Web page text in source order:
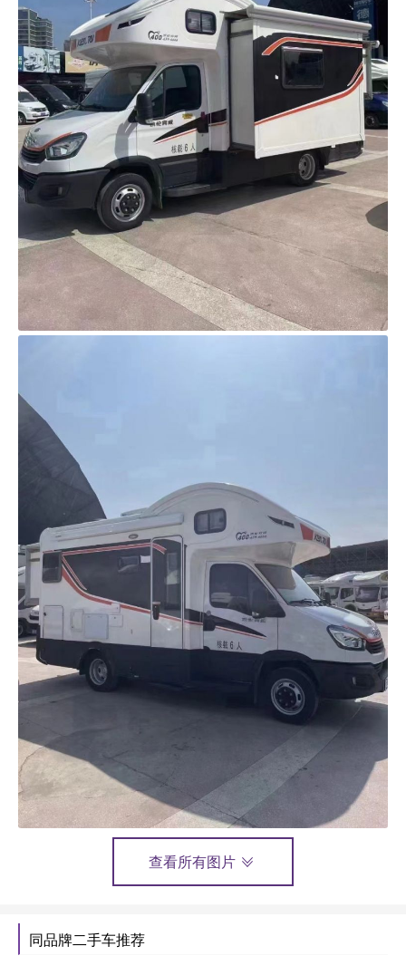
查看所有图片
同品牌二手车推荐